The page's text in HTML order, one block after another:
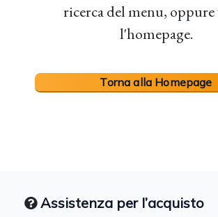
ricerca del menu,
l'homepage.
Torna alla Homepage
Assistenza per l’acquisto